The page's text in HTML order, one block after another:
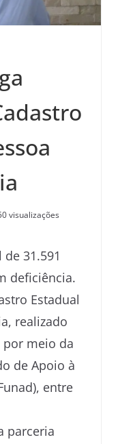
visualizações
31.591
deficiência.
Estadual
realizado
por meio da
de Apoio à
entre
parceria